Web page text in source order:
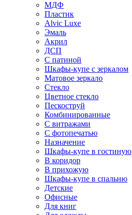
МДФ
Пластик
Alvic Luxe
Эмаль
Акрил
ДСП
С патиной
Шкафы-купе с зеркалом
Матовое зеркало
Стекло
Цветное стекло
Пескоструй
Комбинированные
С витражами
С фотопечатью
Назначение
Шкафы-купе в гостиную
В коридор
В прихожую
Шкафы-купе в спальню
Детские
Офисные
Для книг